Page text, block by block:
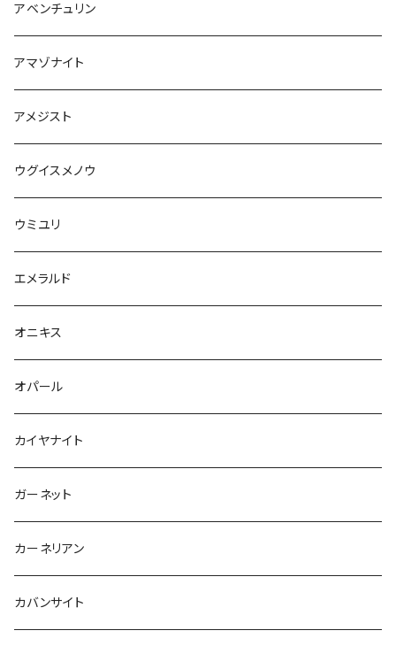
アベンチュリン
アマゾナイト
アメジスト
ウグイスメノウ
ウミユリ
エメラルド
オニキス
オパール
カイヤナイト
ガーネット
カーネリアン
カバンサイト